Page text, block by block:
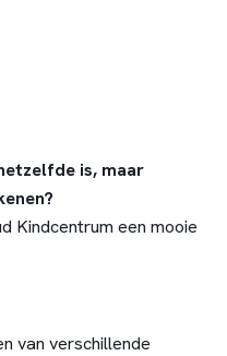
is, maar
Kindcentrum een mooie
van verschillende